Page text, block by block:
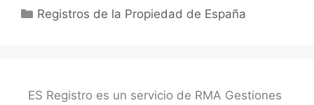
Categorías
Registros de la Propiedad de España
ES Registro es un servicio de RMA Gestiones